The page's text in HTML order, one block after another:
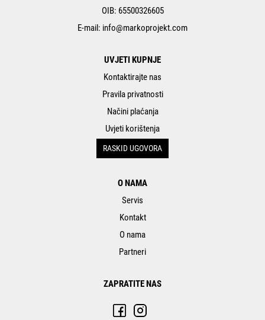
OIB: 65500326605
E-mail: info@markoprojekt.com
UVJETI KUPNJE
Kontaktirajte nas
Pravila privatnosti
Načini plaćanja
Uvjeti korištenja
RASKID UGOVORA
O NAMA
Servis
Kontakt
O nama
Partneri
ZAPRATITE NAS